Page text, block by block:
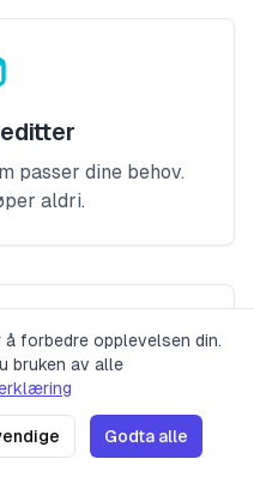
passer dine behov.
aldri.
nøkler
nøkkel oversatt til
Vilkår for brukKontakt
Versjon: v0.1.17(21. 06. 2026
forbedre opplevelsen din.
bruken av alle
Godta alle